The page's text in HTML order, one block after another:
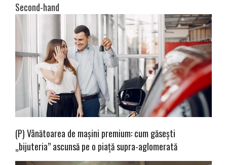
Second-hand
(P) Vânătoarea de mașini premium: cum găsești
„bijuteria” ascunsă pe o piață supra-aglomerată